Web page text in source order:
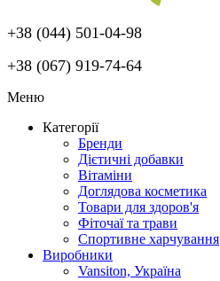
+38 (044) 501-04-98
+38 (067) 919-74-64
Меню
Категорії
Бренди
Дієтичні добавки
Вітаміни
Доглядова косметика
Товари для здоров'я
Фіточаї та трави
Спортивне харчування
Виробники
Vansiton, Україна